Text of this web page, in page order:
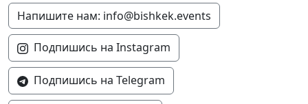
Напишите нам: info@bishkek.events
Подпишись на Instagram
Подпишись на Telegram